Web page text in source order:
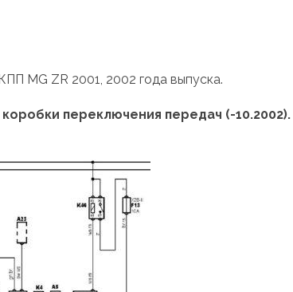
MG ZR 2001, 2002 года выпуска.
переключения передач (-10.2002).